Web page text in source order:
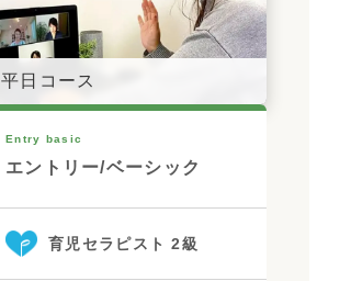
平日コース
Entry basic
エントリー/ベーシック
育児セラピスト 2級